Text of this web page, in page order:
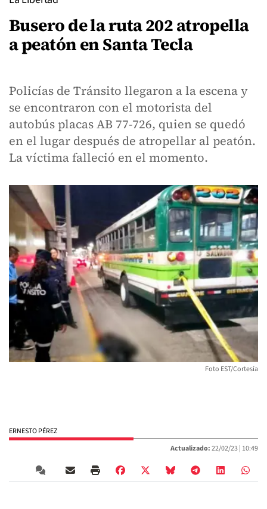
Busero de la ruta 202 atropella
a peatón en Santa Tecla
Policías de Tránsito llegaron a la escena y
se encontraron con el motorista del
autobús placas AB 77-726, quien se quedó
en el lugar después de atropellar al peatón.
La víctima falleció en el momento.
Foto EST/Cortesía
ERNESTO PÉREZ
Actualizado:22/02/23 | 10:49